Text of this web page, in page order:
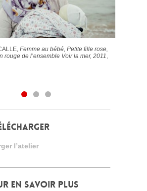
Femme au bébé, Petite fille rose,
rouge de l’ensemble Voir la mer, 2011,
l’atelier
EN SAVOIR PLUS